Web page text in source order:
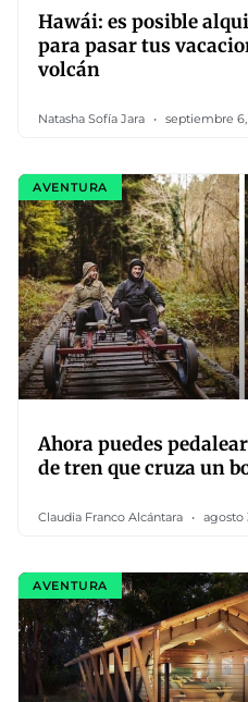
Hawái: es posible
para pasar tus
volcán
Natasha Sofía Jara septiembre
AVENTURA
Ahora puedes
de tren que cruza un
Claudia Franco Alcántara agosto
AVENTURA